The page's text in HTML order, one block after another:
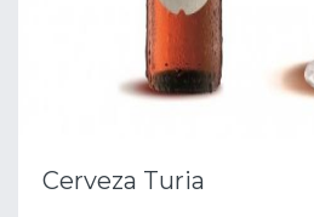
Cerveza Turia